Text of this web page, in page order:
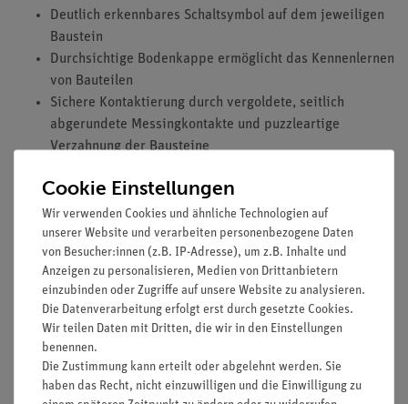
Deutlich erkennbares Schaltsymbol auf dem jeweiligen
Baustein
Durchsichtige Bodenkappe ermöglicht das Kennenlernen
von Bauteilen
Sichere Kontaktierung durch vergoldete, seitlich
abgerundete Messingkontakte und puzzleartige
Verzahnung der Bausteine
Durchmesser der Kontaktfläche: 2 mm
Bausteingröße (mm): 55 x 55 x 30
Widerstand eines Kontaktes: 0,02 Ohm
Stromstärke: maximal 2 A
Spannung: maximal 12 V
Versandkostenfrei ab 300,- €
Cookie Einstellungen
Wir verwenden Cookies und ähnliche Technologien auf
unserer Website und verarbeiten personenbezogene Daten
von Besucher:innen (z.B. IP-Adresse), um z.B. Inhalte und
Anzeigen zu personalisieren, Medien von Drittanbietern
einzubinden oder Zugriffe auf unsere Website zu analysieren.
Die Datenverarbeitung erfolgt erst durch gesetzte Cookies.
Wir teilen Daten mit Dritten, die wir in den Einstellungen
benennen.
Die Zustimmung kann erteilt oder abgelehnt werden. Sie
haben das Recht, nicht einzuwilligen und die Einwilligung zu